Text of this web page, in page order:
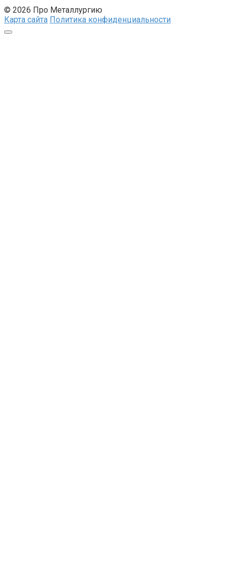
© 2026 Про Металлургию
Карта сайта Политика конфиденциальности